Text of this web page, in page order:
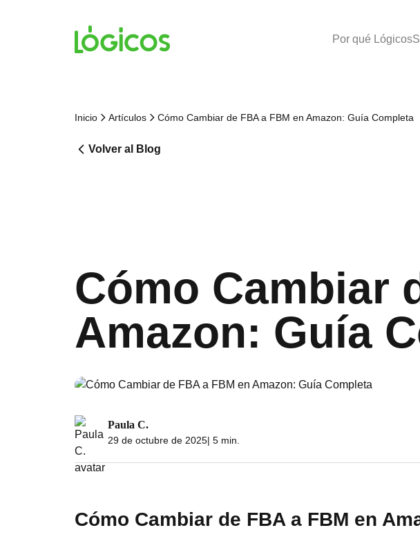
Por qué Lógicos
Inicio Artículos Cómo Cambiar de FBA a FBM en Amazon: Guía Completa
Volver al Blog
Cómo Cambiar
Amazon: Guía
Paula C.
29 de octubre de 2025| 5 min.
Cómo Cambiar de FBA a FBM en